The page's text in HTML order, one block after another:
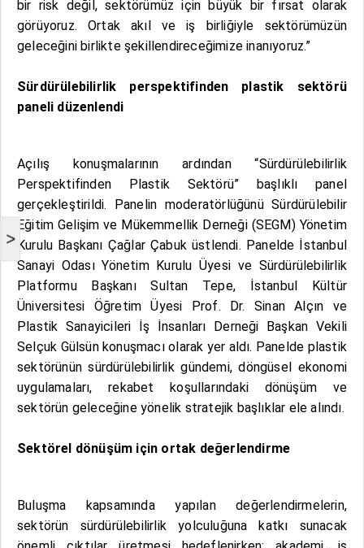
>
bir risk değil, sektörümüz için büyük bir fırsat olarak
görüyoruz. Ortak akıl ve iş birliğiyle sektörümüzün
geleceğini birlikte şekillendireceğimize inanıyoruz.”
Sürdürülebilirlik perspektifinden plastik sektörü
paneli düzenlendi
Açılış konuşmalarının ardından “Sürdürülebilirlik
Perspektifinden Plastik Sektörü” başlıklı panel
gerçekleştirildi. Panelin moderatörlüğünü Sürdürülebilir
Eğitim Gelişim ve Mükemmellik Derneği (SEGM) Yönetim
Kurulu Başkanı Çağlar Çabuk üstlendi. Panelde İstanbul
Sanayi Odası Yönetim Kurulu Üyesi ve Sürdürülebilirlik
Platformu Başkanı Sultan Tepe, İstanbul Kültür
Üniversitesi Öğretim Üyesi Prof. Dr. Sinan Alçın ve
Plastik Sanayicileri İş İnsanları Derneği Başkan Vekili
Selçuk Gülsün konuşmacı olarak yer aldı. Panelde plastik
sektörünün sürdürülebilirlik gündemi, döngüsel ekonomi
uygulamaları, rekabet koşullarındaki dönüşüm ve
sektörün geleceğine yönelik stratejik başlıklar ele alındı.
Sektörel dönüşüm için ortak değerlendirme
Buluşma kapsamında yapılan değerlendirmelerin,
sektörün sürdürülebilirlik yolculuğuna katkı sunacak